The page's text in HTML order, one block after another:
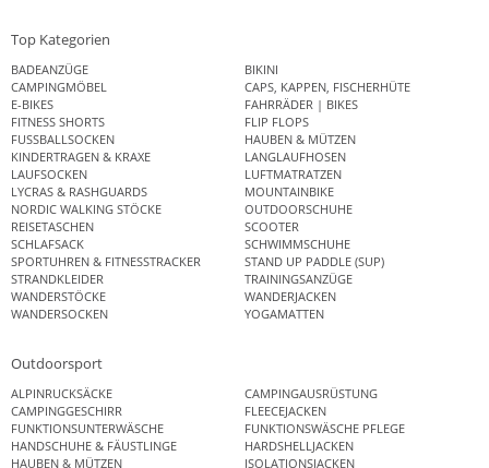
Top Kategorien
BADEANZÜGE
BIKINI
CAMPINGMÖBEL
CAPS, KAPPEN, FISCHERHÜTE
E-BIKES
FAHRRÄDER | BIKES
FITNESS SHORTS
FLIP FLOPS
FUSSBALLSOCKEN
HAUBEN & MÜTZEN
KINDERTRAGEN & KRAXE
LANGLAUFHOSEN
LAUFSOCKEN
LUFTMATRATZEN
LYCRAS & RASHGUARDS
MOUNTAINBIKE
NORDIC WALKING STÖCKE
OUTDOORSCHUHE
REISETASCHEN
SCOOTER
SCHLAFSACK
SCHWIMMSCHUHE
SPORTUHREN & FITNESSTRACKER
STAND UP PADDLE (SUP)
STRANDKLEIDER
TRAININGSANZÜGE
WANDERSTÖCKE
WANDERJACKEN
WANDERSOCKEN
YOGAMATTEN
Outdoorsport
ALPINRUCKSÄCKE
CAMPINGAUSRÜSTUNG
CAMPINGGESCHIRR
FLEECEJACKEN
FUNKTIONSUNTERWÄSCHE
FUNKTIONSWÄSCHE PFLEGE
HANDSCHUHE & FÄUSTLINGE
HARDSHELLJACKEN
HAUBEN & MÜTZEN
ISOLATIONSJACKEN